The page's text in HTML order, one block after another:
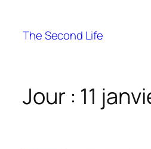
The Second Life
Jour : 11